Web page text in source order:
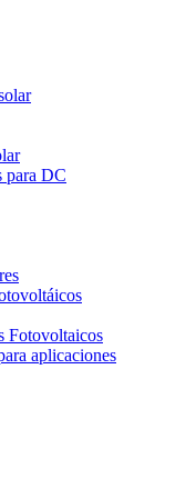
para DC
Fotovoltaicos
aplicaciones